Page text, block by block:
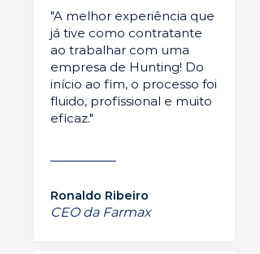
"A melhor experiência que
já tive como contratante
ao trabalhar com uma
empresa de Hunting! Do
início ao fim, o processo foi
fluido, profissional e muito
eficaz."
Ronaldo Ribeiro
CEO da Farmax